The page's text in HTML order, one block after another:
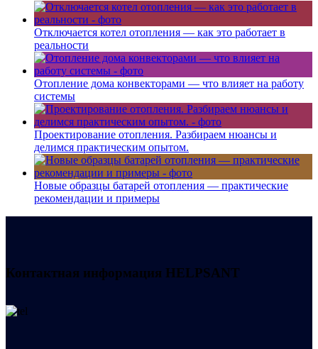
Отключается котел отопления — как это работает в
реальности
Отопление дома конвекторами — что влияет на работу
системы
Проектирование отопления. Разбираем нюансы и
делимся практическим опытом.
Новые образцы батарей отопления — практические
рекомендации и примеры
Контактная информация HELPSANT